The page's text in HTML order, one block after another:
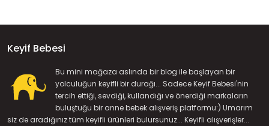
Keyif Bebesi
Bu mini mağaza aslında bir blog ile başlayan bir
yolculuğun keyifli bir durağı... Sadece Keyif Bebesi'nin
tercih ettiği, sevdiği, kullandığı ve önerdiği markaların
buluştuğu bir anne bebek alışveriş platformu:) Umarım
siz de aradığınız tüm keyifli ürünleri bulursunuz... Keyifli alışverişler...